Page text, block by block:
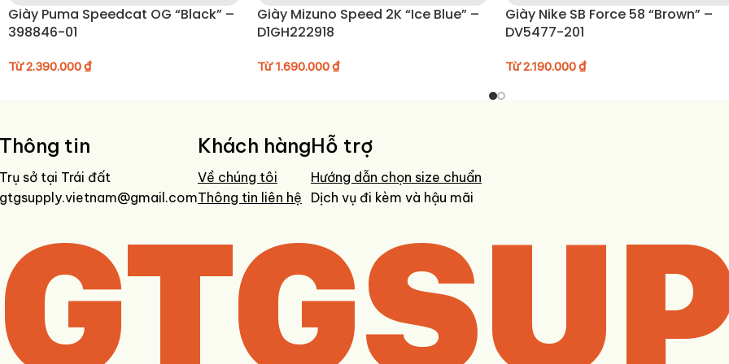
• Sử dụng bàn chải mềm để vệ sinh phần upper và đế ngoài
• Tránh phơi trực tiếp dưới ánh nắng mạnh trong thời gian dài
Giày Puma Speedcat OG “Black” –
398846-01
Từ2.390.000₫
Giày Mizuno Speed 2K “Ice Blue” –
D1GH222918
Từ1.690.000₫
Giày Nike SB Force 58 “Brown” –
DV5477-201
Từ2.190.000₫
Thông tin
Trụ sở tại Trái đất
gtgsupply.vietnam@gmail.com
Khách hàng
Về chúng tôi
Thông tin liên hệ
Hỗ trợ
Hướng dẫn chọn size chuẩn
Dịch vụ đi kèm và hậu mãi